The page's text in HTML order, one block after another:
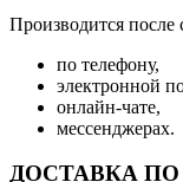
Производится после
по телефону,
электронной
онлайн-чате,
мессенджерах.
ДОСТАВКА ПО